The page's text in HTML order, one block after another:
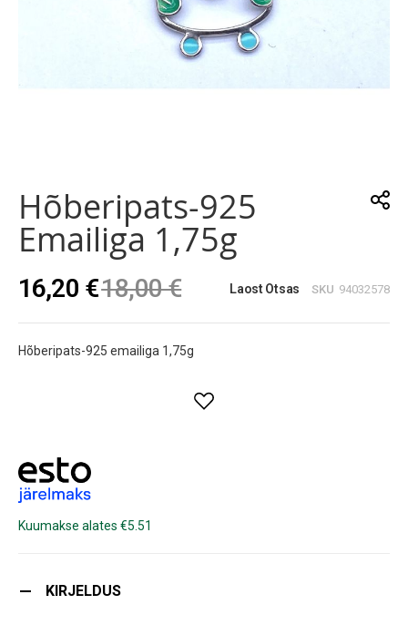
beginning
of
the
images
Hõberipats-925
Emailiga 1,75g
16,20 €18,00 € Laost Otsas SKU 94032578
Hõberipats-925 emailiga 1,75g
Kuumakse alates €5.51
KIRJELDUS